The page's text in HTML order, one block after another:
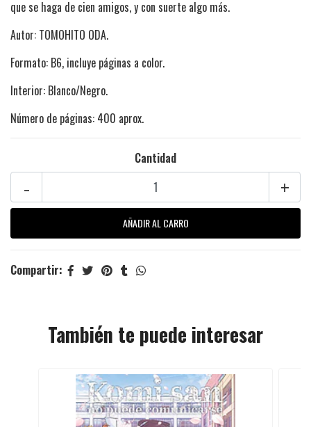
que se haga de cien amigos, y con suerte algo más.
Autor: TOMOHITO ODA.
Formato: B6, incluye páginas a color.
Interior: Blanco/Negro.
Número de páginas: 400 aprox.
Cantidad
+
-
Compartir:
También te puede interesar